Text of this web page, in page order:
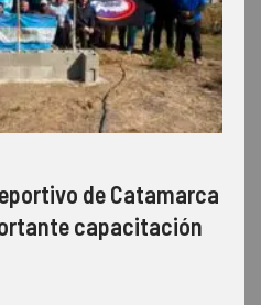
de Catamarca
capacitación